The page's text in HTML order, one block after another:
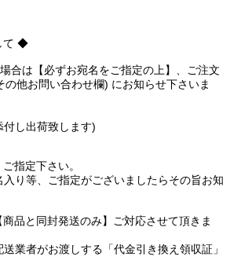
て ◆
合は【必ずお宛名をご指定の上】、ご注文
の他お問い合わせ欄) にお知らせ下さいま
し出荷致します)
指定下さい。
り等、ご指定がございましたらその旨お知
品と同封発送のみ】ご対応させて頂きま
業者がお渡しする「代金引き換え領収証」